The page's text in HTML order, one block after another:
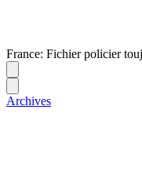
France: Fichier policier
Archives